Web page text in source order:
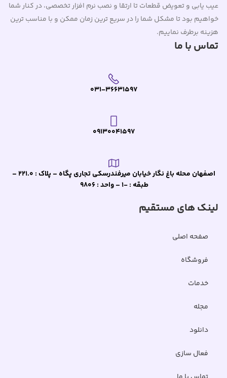
عیب یابی و تعویض قطعات تا ارتقا و نصب نرم افزار تخصصی، در کنار شما
خواهیم بود تا مشکل شما را در سریع ترین زمان ممکن و با مناسب ترین
هزینه برطرف نماییم.
تماس با ما
031-36631597
09130041597
اصفهان محله باغ نگار خیابان میرفندرسکی تجاری پگاه – پلاک : 221.0 –
طبقه : -1 – واحد : 9806
لینک های مستقیم
صفحه اصلی
فروشگاه
خدمات
مجله
دانلود
فعال سازی